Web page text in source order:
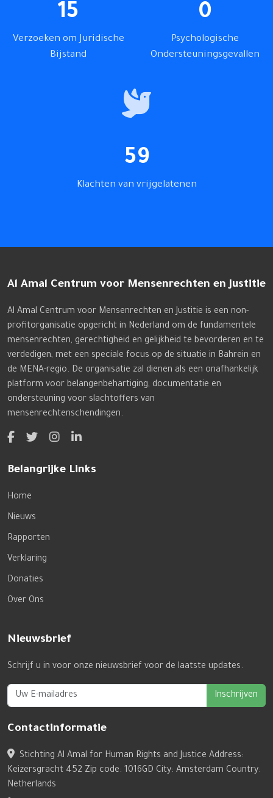
15
Verzoeken om Juridische
Bijstand
0
Psychologische
Ondersteuningsgevallen
59
Klachten van vrijgelatenen
Al Amal Centrum voor Mensenrechten en Justitie
Al Amal Centrum voor Mensenrechten en Justitie is een non-
profitorganisatie opgericht in Nederland om de fundamentele
mensenrechten, gerechtigheid en gelijkheid te bevorderen en te
verdedigen, met een speciale focus op de situatie in Bahrein en
de MENA-regio. De organisatie zal dienen als een onafhankelijk
platform voor belangenbehartiging, documentatie en
ondersteuning voor slachtoffers van
mensenrechtenschendingen.
Belangrijke Links
Home
Nieuws
Rapporten
Verklaring
Donaties
Over Ons
Nieuwsbrief
Schrijf u in voor onze nieuwsbrief voor de laatste updates.
Inschrijven
Contactinformatie
Stichting Al Amal for Human Rights and Justice Address:
Keizersgracht 452 Zip code: 1016GD City: Amsterdam Country:
Netherlands